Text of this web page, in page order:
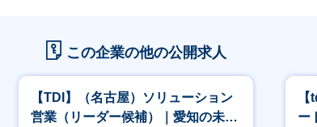
この企業の他の公開求人
【TDI】（名古屋）ソリューション
営業（リーダー候補）｜愛知の未来
ー